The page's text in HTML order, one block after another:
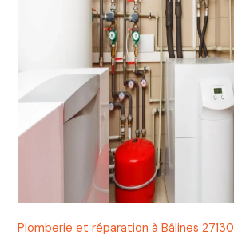
Plomberie et réparation à Bâlines 27130